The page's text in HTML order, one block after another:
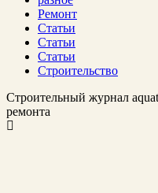
Ремонт
Статьи
Статьи
Статьи
Строительство
Строительный журнал
ремонта